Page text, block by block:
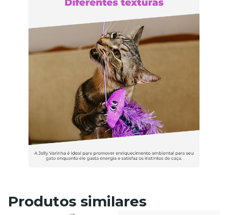
Produtos similares